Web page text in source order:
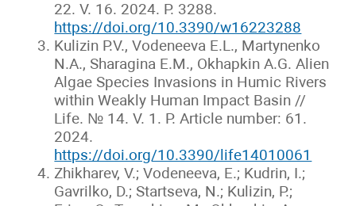
22. V. 16. 2024. P. 3288.
https://doi.org/10.3390/w16223288
Kulizin P.V., Vodeneeva E.L., Martynenko
N.A., Sharagina E.M., Okhapkin A.G. Alien
Algae Species Invasions in Humic Rivers
within Weakly Human Impact Basin //
Life. № 14. V. 1. P. Article number: 61.
2024.
https://doi.org/10.3390/life14010061
Zhikharev, V.; Vodeneeva, E.; Kudrin, I.;
Gavrilko, D.; Startseva, N.; Kulizin, P.;